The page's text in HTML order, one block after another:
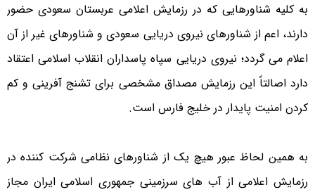
به کلیه شناورهایی که در رزمایش اعلامی عربستان سعودی حضور
دارند، اعم از شناورهای نیروی دریایی سعودی و شناورهای غیر از آن
اعلام می گردد؛ نیروی دریایی سپاه پاسداران انقلاب اسلامی اعتقاد
دارد اصالتاً این رزمایش مصداق مشخصی برای تشنج آفرینی و کم
کردن امنیت پایدار در خلیج فارس است.
به همین لحاظ عبور هیچ یک از شناورهای نظامی شرکت کننده در
رزمایش اعلامی از آب های سرزمینی جمهوری اسلامی ایران مجاز